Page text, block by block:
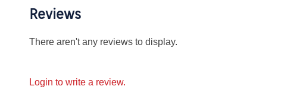
Reviews
There aren't any reviews to display.
Login to write a review.